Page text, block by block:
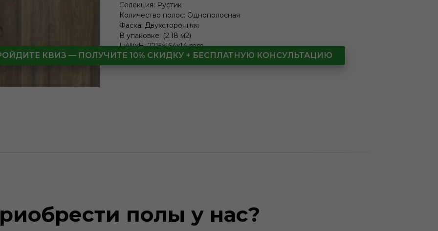
Селекция: Рустик
Количество полос: Однополосная
Фаска: Двухсторонняя
В упаковке: (2.18 м2)
LxWxH: 2215x164x14 mm
КВИЗ — ПОЛУЧИТЕ 10% СКИДКУ + БЕСПЛАТНУЮ КОНСУЛЬТАЦИЮ
полы у нас?